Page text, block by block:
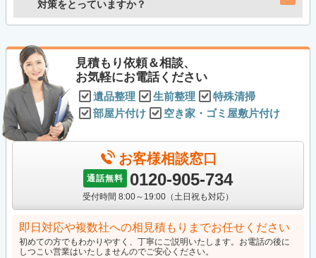
対策をとっていますか？
見積もり依頼＆相談、
お気軽にお電話ください
遺品整理 生前整理
特殊清掃
部屋片付け
空き家・ゴミ屋敷片付け
お客様相談窓口
通話無料 0120-905-734
受付時間 8:00～19:00（土日祝も対応）
即日対応や複数社への相見積もりまでお任せください
初めての方でもわかりやすく、丁寧にご説明いたします。お電話の後に
しつこい営業はいたしませんのでご安心ください。